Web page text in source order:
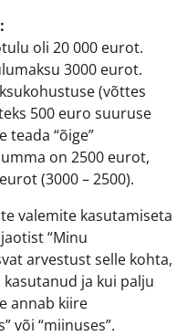
oli 20 000 eurot.
3000 eurot.
(võttes
500 euro suuruse
teada “õige”
on 2500 eurot,
(3000 – 2500).
valemite kasutamiseta
“Minu
arvestust selle kohta,
ja kui palju
annab kiire
või “miinuses”.